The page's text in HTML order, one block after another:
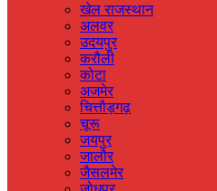
खेल राजस्‍थान
अलवर
उदयपुर
करौली
कोटा
अजमेर
चित्तौड़गढ़
चूरू
जयपुर
जालौर
जैसलमेर